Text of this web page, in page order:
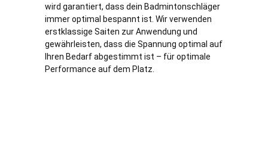
wird garantiert, dass dein Badmintonschläger
immer optimal bespannt ist. Wir verwenden
erstklassige Saiten zur Anwendung und
gewährleisten, dass die Spannung optimal auf
Ihren Bedarf abgestimmt ist – für optimale
Performance auf dem Platz.